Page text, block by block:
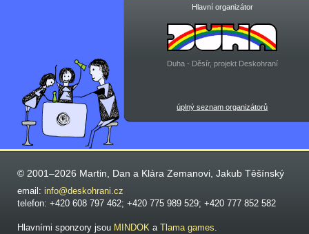
Hlavní organizátor
Duha - Děsír, projekt Deskohraní
úplný seznam organizátorů
© 2001–2026 Martin, Dan a Klára Zemanovi, Jakub Těšínský
email: info@deskohrani.cz
telefon: +420 608 797 462; +420 775 989 529; +420 777 852 582
Hlavními sponzory jsou MINDOK a Tlama games.